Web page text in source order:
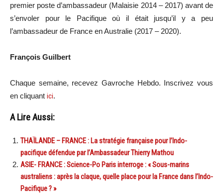
premier poste d’ambassadeur (Malaisie 2014 – 2017) avant de
s’envoler pour le Pacifique où il était jusqu’il y a peu
l’ambassadeur de France en Australie (2017 – 2020).
François Guilbert
Chaque semaine, recevez Gavroche Hebdo. Inscrivez vous
en cliquant ici.
A Lire Aussi:
THAÏLANDE – FRANCE : La stratégie française pour l’Indo-
pacifique défendue par l’Ambassadeur Thierry Mathou
ASIE- FRANCE : Science-Po Paris interroge : « Sous-marins
australiens : après la claque, quelle place pour la France dans l’Indo-
Pacifique ? »